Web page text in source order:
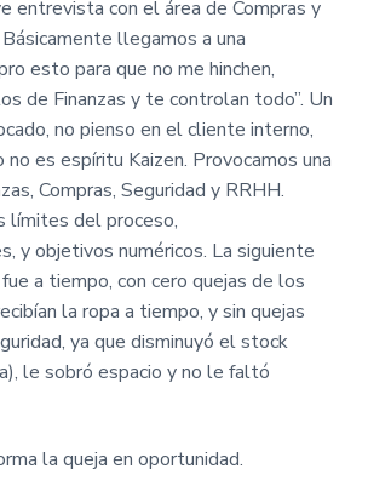
entrevista con el área de Compras y
llegamos a una
esto para que no me hinchen,
de Finanzas y te controlan todo”. Un
no pienso en el cliente interno,
no es espíritu Kaizen. Provocamos una
Compras, Seguridad y RRHH.
límites del proceso,
y objetivos numéricos. La siguiente
a tiempo, con cero quejas de los
la ropa a tiempo, y sin quejas
ya que disminuyó el stock
le sobró espacio y no le faltó
la queja en oportunidad.